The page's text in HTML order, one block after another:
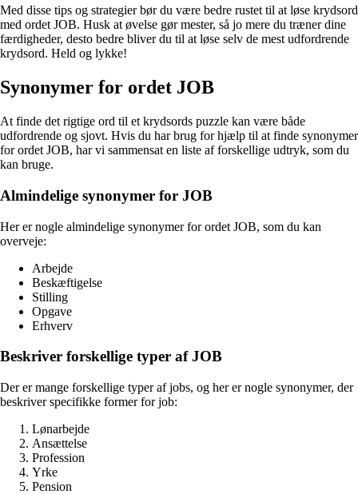
Med disse tips og strategier bør du være bedre rustet til at løse krydsord
med ordet JOB. Husk at øvelse gør mester, så jo mere du træner dine
færdigheder, desto bedre bliver du til at løse selv de mest udfordrende
krydsord. Held og lykke!
Synonymer for ordet JOB
At finde det rigtige ord til et krydsords puzzle kan være både
udfordrende og sjovt. Hvis du har brug for hjælp til at finde synonymer
for ordet JOB, har vi sammensat en liste af forskellige udtryk, som du
kan bruge.
Almindelige synonymer for JOB
Her er nogle almindelige synonymer for ordet JOB, som du kan
overveje:
Arbejde
Beskæftigelse
Stilling
Opgave
Erhverv
Beskriver forskellige typer af JOB
Der er mange forskellige typer af jobs, og her er nogle synonymer, der
beskriver specifikke former for job:
Lønarbejde
Ansættelse
Profession
Yrke
Pension